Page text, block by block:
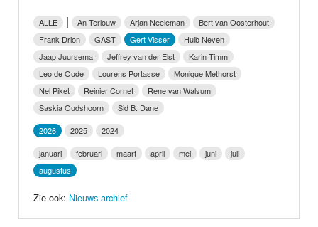
Nieuws
Foto's
Video
Webcam
Info
ALLE | An Terlouw Arjan Neeleman
Bert van Oosterhout
Frank Drion
GAST Gert Visser
Huib Neven
Jaap Juursema
Jeffrey van der Elst
Karin Timm
Leo de Oude
Lourens Portasse
Monique Methorst
Nel Piket
Reinier Cornet
Rene van Walsum
Saskia Oudshoorn
Sid B. Dane
2026
2025
2024
januari
februari maart april mei juni
juli
augustus
Zie ook: Nieuws archief